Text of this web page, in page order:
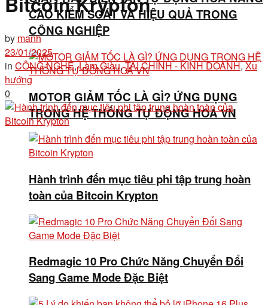
CAO KIỂM SOÁT VÀ HIỆU QUẢ TRONG
CÔNG NGHIỆP
MOTOR GIẢM TỐC LÀ GÌ? ỨNG DỤNG
TRONG HỆ THỐNG TỰ ĐỘNG HOÁ VN
Hành trình đến mục tiêu phi tập trung hoàn
toàn của Bitcoin Krypton
Redmagic 10 Pro Chức Năng Chuyển Đổi
Sang Game Mode Đặc Biệt
by manh
23/01/2025
in CÔNG NGHỆ,Làm Giàu,TÀI CHÍNH - KINH DOANH,Xu
hướng
0